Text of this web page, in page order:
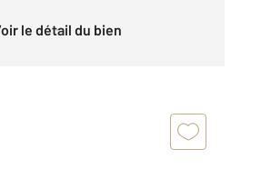
Voir le détail du bien